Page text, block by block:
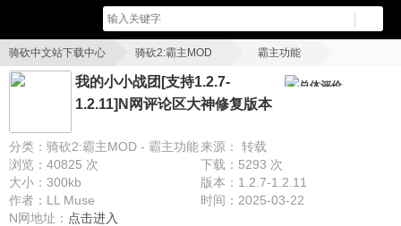
骑砍中文站下载中心 骑砍2:霸主MOD 霸主功能
我的小小战团[支持1.2.7-1.2.11]N网评论区大神修复版本(未汉化)(适配中古战锤/
衣谷三国mod)
总体评价
我的小小战团[支持1.2.7-
1.2.11]N网评论区大神修复版本
mod)
分类：骑砍2:霸主MOD - 霸主功能来源： 转载
浏览：40825 次
下载：5293 次
大小：300kb
版本：1.2.7-1.2.11
作者：LL Muse
时间：2025-03-22
N网地址： 点击进入